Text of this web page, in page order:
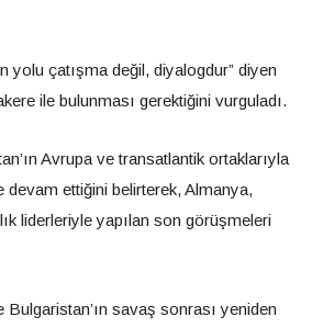
yolu çatışma değil, diyalogdur” diyen
ile bulunması gerektiğini vurguladı.
Avrupa ve transatlantik ortaklarıyla
devam ettiğini belirterek, Almanya,
liderleriyle yapılan son görüşmeleri
savaş sonrası yeniden